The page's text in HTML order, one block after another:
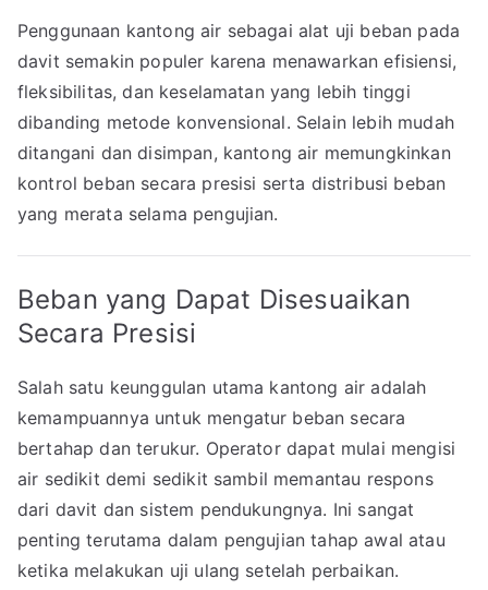
Penggunaan kantong air sebagai alat uji beban pada
davit semakin populer karena menawarkan efisiensi,
fleksibilitas, dan keselamatan yang lebih tinggi
dibanding metode konvensional. Selain lebih mudah
ditangani dan disimpan, kantong air memungkinkan
kontrol beban secara presisi serta distribusi beban
yang merata selama pengujian.
Beban yang Dapat Disesuaikan
Secara Presisi
Salah satu keunggulan utama kantong air adalah
kemampuannya untuk mengatur beban secara
bertahap dan terukur. Operator dapat mulai mengisi
air sedikit demi sedikit sambil memantau respons
dari davit dan sistem pendukungnya. Ini sangat
penting terutama dalam pengujian tahap awal atau
ketika melakukan uji ulang setelah perbaikan.